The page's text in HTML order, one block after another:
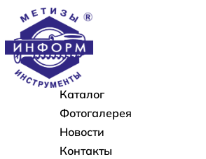
Каталог
Фотогалерея
Новости
Контакты